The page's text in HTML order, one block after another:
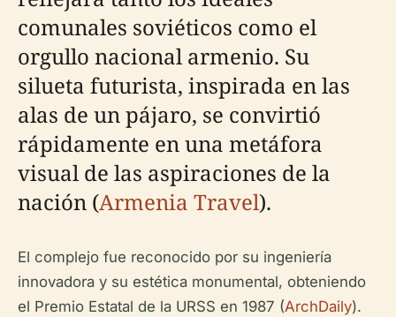
comunales soviéticos como el
orgullo nacional armenio. Su
silueta futurista, inspirada en las
alas de un pájaro, se convirtió
rápidamente en una metáfora
visual de las aspiraciones de la
nación (Armenia Travel).
El complejo fue reconocido por su ingeniería
innovadora y su estética monumental, obteniendo
el Premio Estatal de la URSS en 1987 (ArchDaily).